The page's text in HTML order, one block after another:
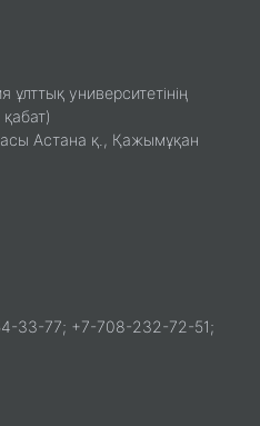
университетінің
Астана қ., Қажымұқан
33-77; +7-708-232-72-51;